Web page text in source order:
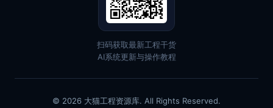
扫码获取最新工程干货
AI系统更新与操作教程
© 2026 大猫工程资源库. All Rights Reserved.